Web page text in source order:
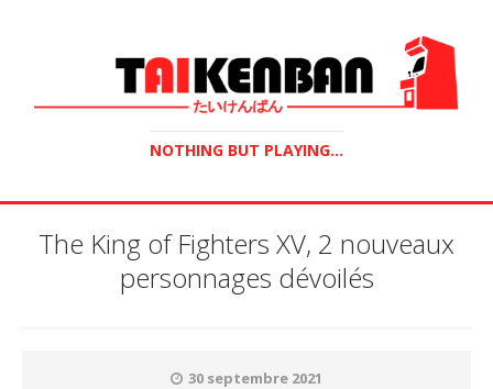
NOTHING BUT PLAYING...
The King of Fighters XV, 2 nouveaux
personnages dévoilés
30 septembre 2021